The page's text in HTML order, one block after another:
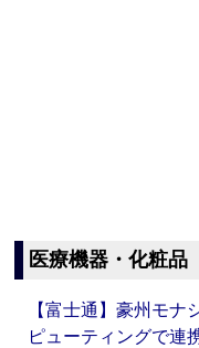
医療機器・化粧品
【富士通】豪州モナ
ピューティングで連